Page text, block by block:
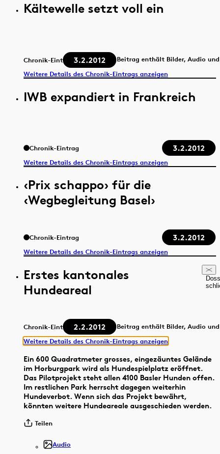
Kältewelle setzt voll ein
Chronik-Eintrag 3.2.2012
Beitrag enthält Bilder, Audio
Weitere Details des Chronik-Eintrags anzeigen
IWB expandiert in Frankreich
Chronik-Eintrag 3.2.2012
Weitere Details des Chronik-Eintrags anzeigen
‹Prix schappo› für die
‹Wegbegleitung Basel›
Chronik-Eintrag 3.2.2012
Weitere Details des Chronik-Eintrags anzeigen
Erstes kantonales
Hundeareal
Chronik-Eintrag 2.2.2012
Beitrag enthält Bilder, Audio
Weitere Details des Chronik-Eintrags anzeigen
Ein 600 Quadratmeter grosses, eingezäuntes Gelände
im Horburgpark wird als Hundespielplatz eröffnet.
Das Pilotprojekt steht allen 4100 Basler Hunden offen.
Im restlichen Park herrscht dagegen weiterhin
Hundeverbot. Wenn sich das Projekt bewährt,
könnten weitere Hundeareale ausgeschieden werden.
Teilen
Audio